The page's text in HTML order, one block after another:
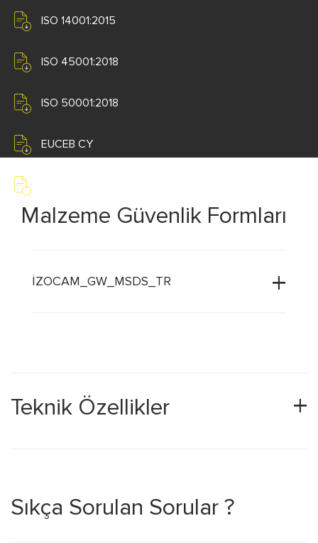
ISO 14001:2015
ISO 45001:2018
ISO 50001:2018
EUCEB CY
Malzeme Güvenlik Formları
İZOCAM_GW_MSDS_TR
Teknik Özellikler
Sıkça Sorulan Sorular ?